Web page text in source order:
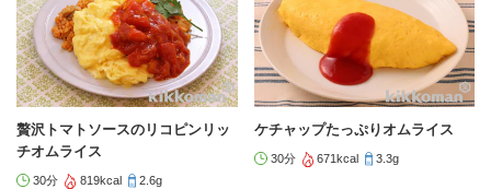
贅沢トマトソースのリコピンリッ
チオムライス
30分 819kcal 2.6g
ケチャップたっぷりオムライス
30分 671kcal 3.3g